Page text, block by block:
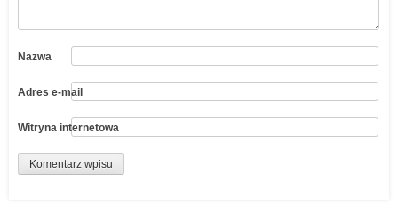
Nazwa
Adres e-mail
Witryna internetowa